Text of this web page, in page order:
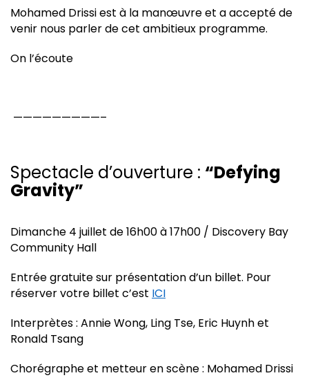
Mohamed Drissi est à la manœuvre et a accepté de
venir nous parler de cet ambitieux programme.
On l’écoute
—————————–
Spectacle d’ouverture : “Defying
Gravity”
Dimanche 4 juillet de 16h00 à 17h00 / Discovery Bay
Community Hall
Entrée gratuite sur présentation d’un billet. Pour
réserver votre billet c’est ICI
Interprètes : Annie Wong, Ling Tse, Eric Huynh et
Ronald Tsang
Chorégraphe et metteur en scène : Mohamed Drissi